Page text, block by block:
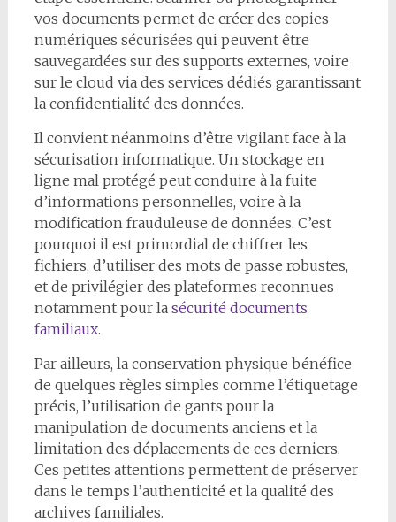
vos documents permet de créer des copies
numériques sécurisées qui peuvent être
sauvegardées sur des supports externes, voire
sur le cloud via des services dédiés garantissant
la confidentialité des données.
Il convient néanmoins d’être vigilant face à la
sécurisation informatique. Un stockage en
ligne mal protégé peut conduire à la fuite
d’informations personnelles, voire à la
modification frauduleuse de données. C’est
pourquoi il est primordial de chiffrer les
fichiers, d’utiliser des mots de passe robustes,
et de privilégier des plateformes reconnues
notamment pour la sécurité documents
familiaux.
Par ailleurs, la conservation physique bénéfice
de quelques règles simples comme l’étiquetage
précis, l’utilisation de gants pour la
manipulation de documents anciens et la
limitation des déplacements de ces derniers.
Ces petites attentions permettent de préserver
dans le temps l’authenticité et la qualité des
archives familiales.